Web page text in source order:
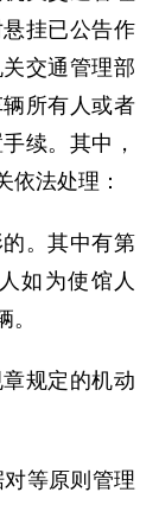
挂已公告作
交通管理部
所有人或者
续。其中，
依法处理：
。其中有第
如为使馆人
规定的机动
等原则管理